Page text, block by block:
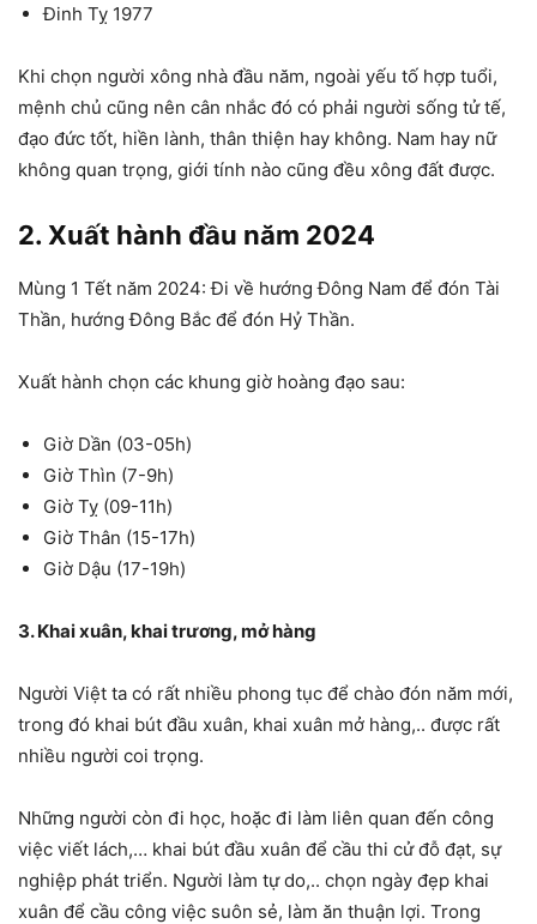
Đinh Tỵ 1977
Khi chọn người xông nhà đầu năm, ngoài yếu tố hợp tuổi,
mệnh chủ cũng nên cân nhắc đó có phải người sống tử tế,
đạo đức tốt, hiền lành, thân thiện hay không. Nam hay nữ
không quan trọng, giới tính nào cũng đều xông đất được.
2. Xuất hành đầu năm 2024
Mùng 1 Tết năm 2024: Đi về hướng Đông Nam để đón Tài
Thần, hướng Đông Bắc để đón Hỷ Thần.
Xuất hành chọn các khung giờ hoàng đạo sau:
Giờ Dần (03-05h)
Giờ Thìn (7-9h)
Giờ Tỵ (09-11h)
Giờ Thân (15-17h)
Giờ Dậu (17-19h)
3. Khai xuân, khai trương, mở hàng
Người Việt ta có rất nhiều phong tục để chào đón năm mới,
trong đó khai bút đầu xuân, khai xuân mở hàng,.. được rất
nhiều người coi trọng.
Những người còn đi học, hoặc đi làm liên quan đến công
việc viết lách,… khai bút đầu xuân để cầu thi cử đỗ đạt, sự
nghiệp phát triển. Người làm tự do,.. chọn ngày đẹp khai
xuân để cầu công việc suôn sẻ, làm ăn thuận lợi. Trong